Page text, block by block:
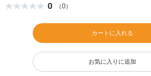
0 （0）
カートに入れる
お気に入りに追加